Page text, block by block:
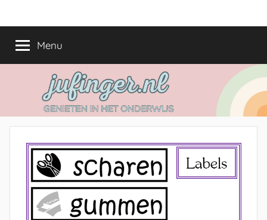
naarjufinger.nl
het
onderwijs
Menu